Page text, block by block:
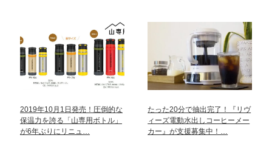
2019年10月1日発売！圧倒的な
保温力を誇る「山専用ボトル」
が6年ぶりにリニュ…
たった20分で抽出完了！『リヴ
ィーズ電動水出しコーヒーメー
カー』が支援募集中！…